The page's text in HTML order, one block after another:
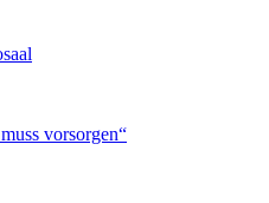
vorsorgen“